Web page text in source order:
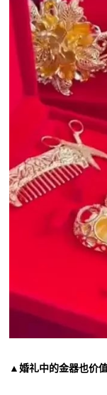
▲婚礼中的金器也价